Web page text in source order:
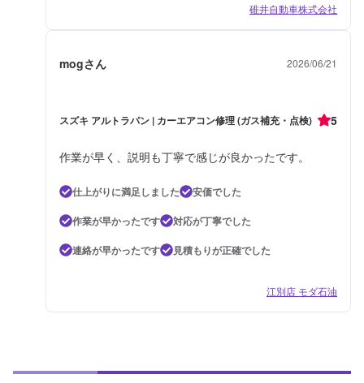
碓井自動車株式会社
mogさん 2026/06/21
スズキ アルトラパン | カーエアコン修理 (ガス補充・点検) 5
作業が早く、説明も丁寧で感じが良かったです。
仕上がりに満足しました
安価でした
作業が早かったです
対応が丁寧でした
連絡が早かったです
見積もりが正確でした
江別店 モダ石油